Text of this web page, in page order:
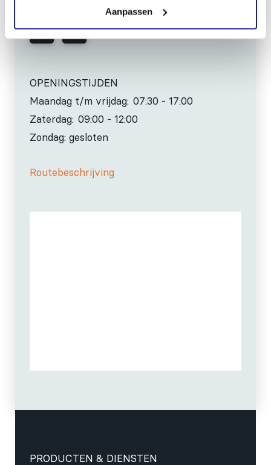
Aanpassen
OPENINGSTIJDEN
Maandag t/m vrijdag: 07:30 - 17:00
Zaterdag: 09:00 - 12:00
Zondag: gesloten
Routebeschrijving
PRODUCTEN & DIENSTEN